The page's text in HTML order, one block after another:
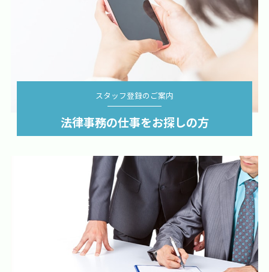
詳細を見る
スタッフ登録のご案内
法律事務の仕事をお探しの方